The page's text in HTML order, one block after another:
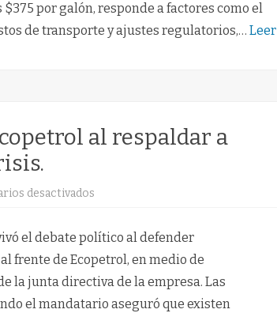
grandes
ciudades
con
los
por galón, responde a factores como el
de transporte y ajustes regulatorios,… Leer
al respaldar a
desactivados
por
al
respaldar
a
Roa
el debate político al defender
frente de Ecopetrol, en medio de
la junta directiva de la empresa. Las
el mandatario aseguró que existen